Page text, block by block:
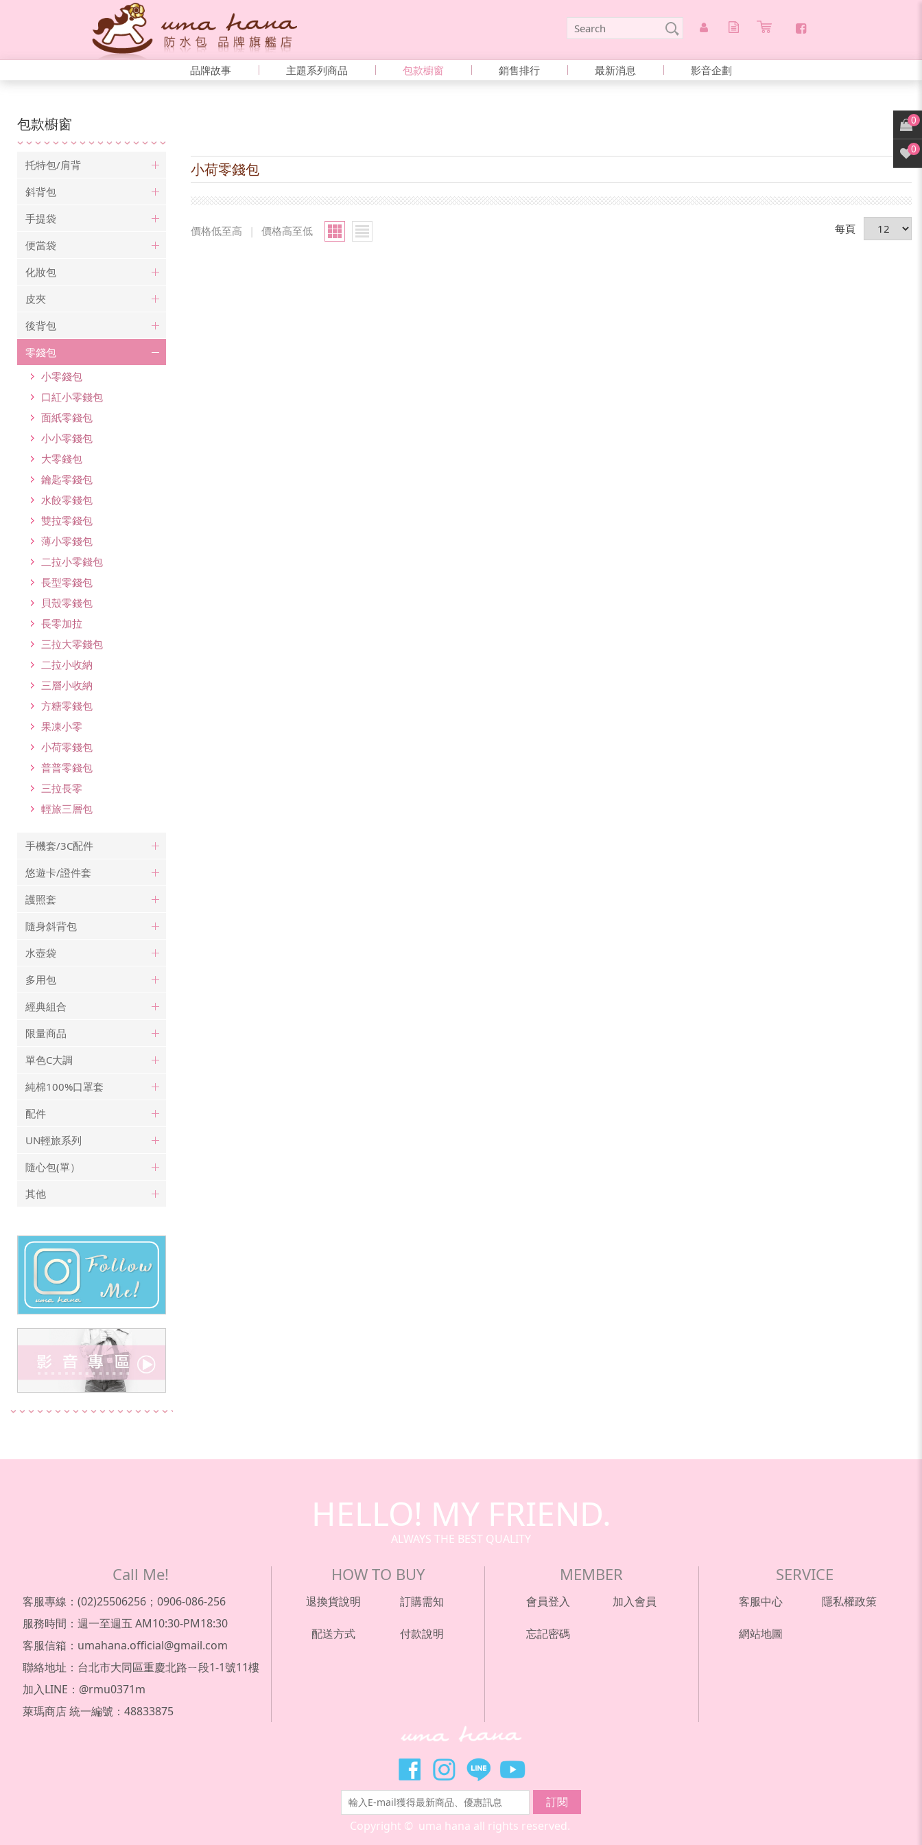
品牌故事 主題系列商品 包款櫥窗 銷售排行 最新消息 影音企劃
包款櫥窗
托特包/肩背
斜背包
手提袋
便當袋
化妝包
皮夾
後背包
零錢包
小零錢包
口紅小零錢包
面紙零錢包
小小零錢包
大零錢包
鑰匙零錢包
水餃零錢包
雙拉零錢包
薄小零錢包
二拉小零錢包
長型零錢包
貝殼零錢包
長零加拉
三拉大零錢包
二拉小收納
三層小收納
方糖零錢包
果凍小零
小荷零錢包
普普零錢包
三拉長零
輕旅三層包
手機套/3C配件
悠遊卡/證件套
護照套
隨身斜背包
水壺袋
多用包
經典組合
限量商品
單色C大調
純棉100%口罩套
配件
UN輕旅系列
隨心包(單）
其他
小荷零錢包
價格低至高 | 價格高至低 每頁
HELLO! MY FRIEND.
ALWAYS THE BEST QUALITY
Call Me!
客服專線：(02)25506256；0906-086-256
服務時間：週一至週五 AM10:30-PM18:30
客服信箱：umahana.official@gmail.com
聯絡地址：台北市大同區重慶北路ㄧ段1-1號11樓
加入LINE：@rmu0371m
萊瑪商店 統一編號：48833875
HOW TO BUY
退換貨說明 訂購需知
配送方式 付款說明
MEMBER
會員登入 加入會員
忘記密碼
SERVICE
客服中心 隱私權政策
網站地圖
訂閱
Copyright © uma hana all rights reserved.
0
0